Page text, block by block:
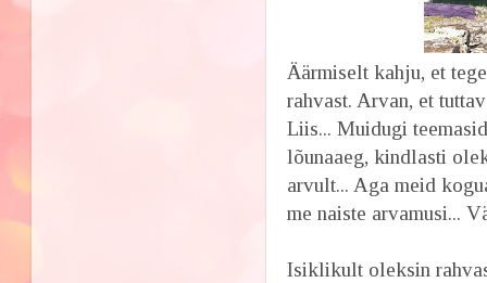
Äärmiselt kahju, et
rahvast. Arvan, et
Liis... Muidugi
lõunaaeg, kindlasti
arvult... Aga meid
me naiste arvamusi...
Isiklikult oleksin